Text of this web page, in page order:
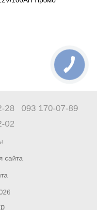
28
093 170-07-89
02
сайта